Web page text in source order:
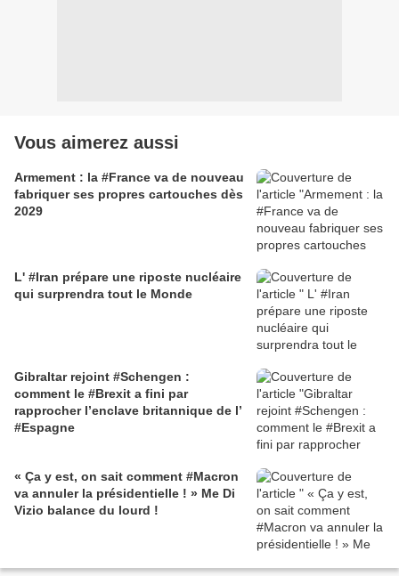
Vous aimerez aussi
Armement : la #France va de nouveau
fabriquer ses propres cartouches dès
2029
L' #Iran prépare une riposte nucléaire
qui surprendra tout le Monde
Gibraltar rejoint #Schengen :
comment le #Brexit a fini par
rapprocher l’enclave britannique de l’
#Espagne
« Ça y est, on sait comment #Macron
va annuler la présidentielle ! » Me Di
Vizio balance du lourd !